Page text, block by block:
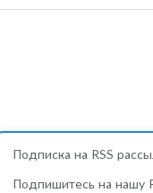
Подписка на RSS
Подпишитесь на нашу